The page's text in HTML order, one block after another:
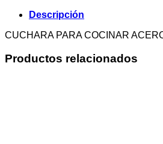
Descripción
CUCHARA PARA COCINAR
Productos relacionados